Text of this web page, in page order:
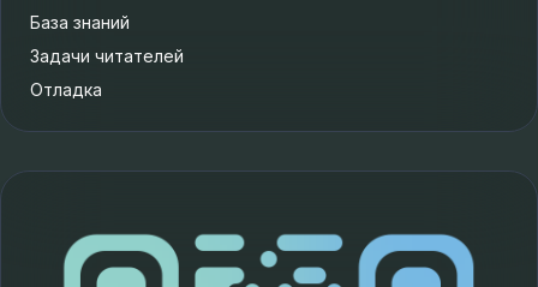
База знаний
Задачи читателей
Отладка